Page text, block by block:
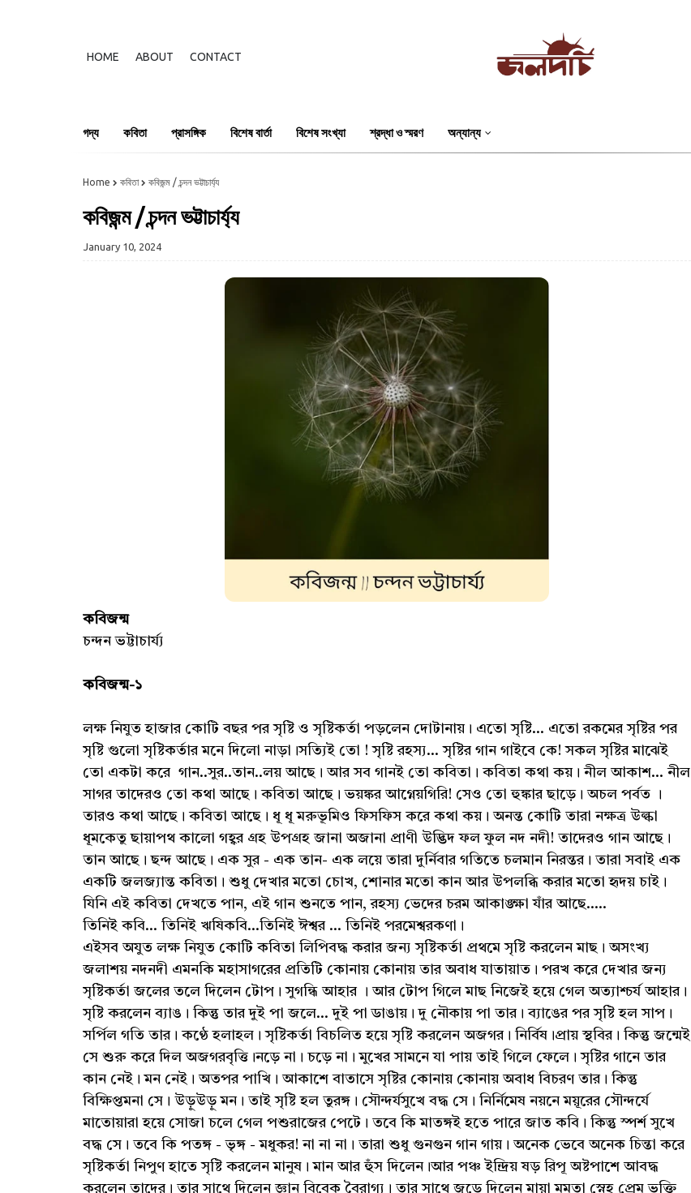
HOME ABOUT CONTACT
গদ্য কবিতা প্রাসঙ্গিক বিশেষ বার্তা বিশেষ সংখ্যা শ্রদ্ধা ও স্মরণ অন্যান্য
Home কবিতা কবিজন্ম / চন্দন ভট্টাচার্য্য
কবিজন্ম / চন্দন ভট্টাচার্য্য
January 10, 2024
কবিজন্ম
চন্দন ভট্টাচার্য্য
কবিজন্ম-১
লক্ষ নিযুত হাজার কোটি বছর পর সৃষ্টি ও সৃষ্টিকর্তা পড়লেন দোটানায়। এতো সৃষ্টি... এতো রকমের সৃষ্টির পর
সৃষ্টি গুলো সৃষ্টিকর্তার মনে দিলো নাড়া।সত্যিই তো ! সৃষ্টি রহস্য... সৃষ্টির গান গাইবে কে! সকল সৃষ্টির মাঝেই
তো একটা করে গান..সুর..তান..লয় আছে। আর সব গানই তো কবিতা। কবিতা কথা কয়। নীল আকাশ... নীল
সাগর তাদেরও তো কথা আছে। কবিতা আছে। ভয়ঙ্কর আগ্নেয়গিরি! সেও তো হুঙ্কার ছাড়ে। অচল পর্বত ।
তারও কথা আছে। কবিতা আছে। ধূ ধূ মরুভূমিও ফিসফিস করে কথা কয়। অনন্ত কোটি তারা নক্ষত্র উল্কা
ধূমকেতু ছায়াপথ কালো গহ্বর গ্রহ উপগ্রহ জানা অজানা প্রাণী উদ্ভিদ ফল ফুল নদ নদী! তাদেরও গান আছে।
তান আছে। ছন্দ আছে। এক সুর - এক তান- এক লয়ে তারা দুর্নিবার গতিতে চলমান নিরন্তর। তারা সবাই এক
একটি জলজ্যান্ত কবিতা। শুধু দেখার মতো চোখ, শোনার মতো কান আর উপলব্ধি করার মতো হৃদয় চাই।
যিনি এই কবিতা দেখতে পান, এই গান শুনতে পান, রহস্য ভেদের চরম আকাঙ্ক্ষা যাঁর আছে.....
তিনিই কবি... তিনিই ঋষিকবি...তিনিই ঈশ্বর ... তিনিই পরমেশ্বরকণা।
এইসব অযুত লক্ষ নিযুত কোটি কবিতা লিপিবদ্ধ করার জন্য সৃষ্টিকর্তা প্রথমে সৃষ্টি করলেন মাছ। অসংখ্য
জলাশয় নদনদী এমনকি মহাসাগরের প্রতিটি কোনায় কোনায় তার অবাধ যাতায়াত। পরখ করে দেখার জন্য
সৃষ্টিকর্তা জলের তলে দিলেন টোপ। সুগন্ধি আহার । আর টোপ গিলে মাছ নিজেই হয়ে গেল অত্যাশ্চর্য আহার।
সৃষ্টি করলেন ব্যাঙ। কিন্তু তার দুই পা জলে... দুই পা ডাঙায়। দু নৌকায় পা তার। ব্যাঙের পর সৃষ্টি হল সাপ।
সর্পিল গতি তার। কণ্ঠে হলাহল। সৃষ্টিকর্তা বিচলিত হয়ে সৃষ্টি করলেন অজগর। নির্বিষ।প্রায় স্থবির। কিন্তু জন্মেই
সে শুরু করে দিল অজগরবৃত্তি।নড়ে না। চড়ে না। মুখের সামনে যা পায় তাই গিলে ফেলে। সৃষ্টির গানে তার
কান নেই। মন নেই। অতপর পাখি। আকাশে বাতাসে সৃষ্টির কোনায় কোনায় অবাধ বিচরণ তার। কিন্তু
বিক্ষিপ্তমনা সে। উড়ুউড়ু মন। তাই সৃষ্টি হল তুরঙ্গ। সৌন্দর্যসুখে বদ্ধ সে। নির্নিমেষ নয়নে ময়ূরের সৌন্দর্যে
মাতোয়ারা হয়ে সোজা চলে গেল পশুরাজের পেটে। তবে কি মাতঙ্গই হতে পারে জাত কবি। কিন্তু স্পর্শ সুখে
বদ্ধ সে। তবে কি পতঙ্গ - ভৃঙ্গ - মধুকর! না না না। তারা শুধু গুনগুন গান গায়। অনেক ভেবে অনেক চিন্তা করে
সৃষ্টিকর্তা নিপুণ হাতে সৃষ্টি করলেন মানুষ। মান আর হুঁস দিলেন।আর পঞ্চ ইন্দ্রিয় ষড় রিপূ অষ্টপাশে আবদ্ধ
করলেন তাদের। তার সাথে দিলেন জ্ঞান বিবেক বৈরাগ্য। তার সাথে জুড়ে দিলেন মায়া মমতা স্নেহ প্রেম ভক্তি